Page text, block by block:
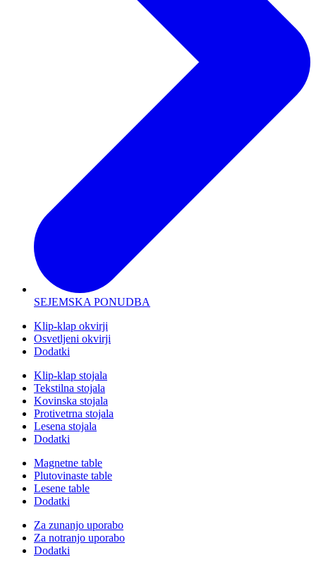
SEJEMSKA PONUDBA
Klip-klap okvirji
Osvetljeni okvirji
Dodatki
Klip-klap stojala
Tekstilna stojala
Kovinska stojala
Protivetrna stojala
Lesena stojala
Dodatki
Magnetne table
Plutovinaste table
Lesene table
Dodatki
Za zunanjo uporabo
Za notranjo uporabo
Dodatki